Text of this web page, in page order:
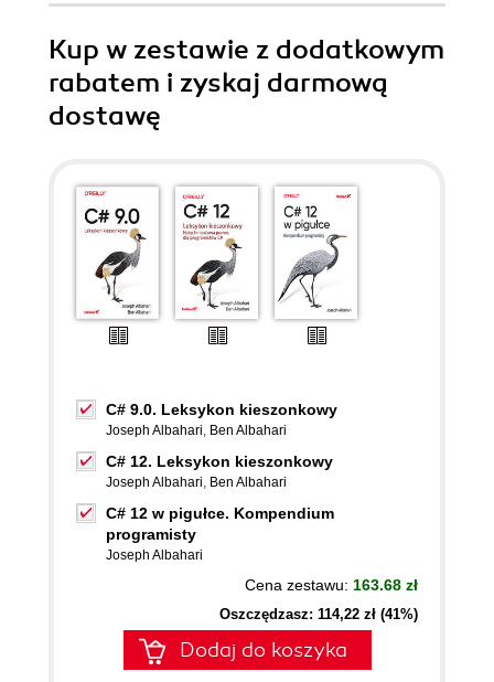
Kup w zestawie z dodatkowym
rabatem i zyskaj darmową
dostawę
C# 9.0. Leksykon kieszonkowy
Joseph Albahari, Ben Albahari
C# 12. Leksykon kieszonkowy
Joseph Albahari, Ben Albahari
C# 12 w pigułce. Kompendium
programisty
Joseph Albahari
Cena zestawu: 163.68 zł
Oszczędzasz: 114,22 zł (41%)
Dodaj do koszyka